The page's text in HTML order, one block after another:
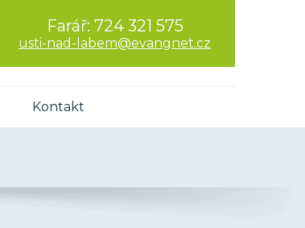
Farář: 724 321 575
usti-nad-labem@evangnet.cz
Kontakt